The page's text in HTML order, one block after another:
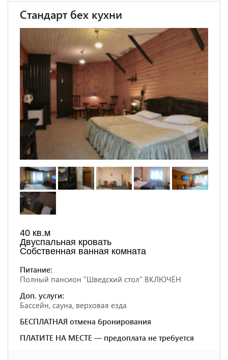
Стандарт бех кухни
40 кв.м
Двуспальная кровать
Собственная ванная комната
Питание:
Полный пансион "Шведский стол" ВКЛЮЧЁН
Доп. услуги:
Бассейн, сауна, верховая езда
БЕСПЛАТНАЯ отмена бронирования
ПЛАТИТЕ НА МЕСТЕ — предоплата не требуется